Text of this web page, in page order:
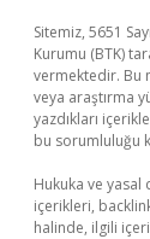
Sitemiz, 5651
Kurumu (BTK)
vermektedir. Bu
veya araştırma
yazdıkları
bu sorumluluğu
Hukuka ve yasal
içerikleri,
halinde, ilgili